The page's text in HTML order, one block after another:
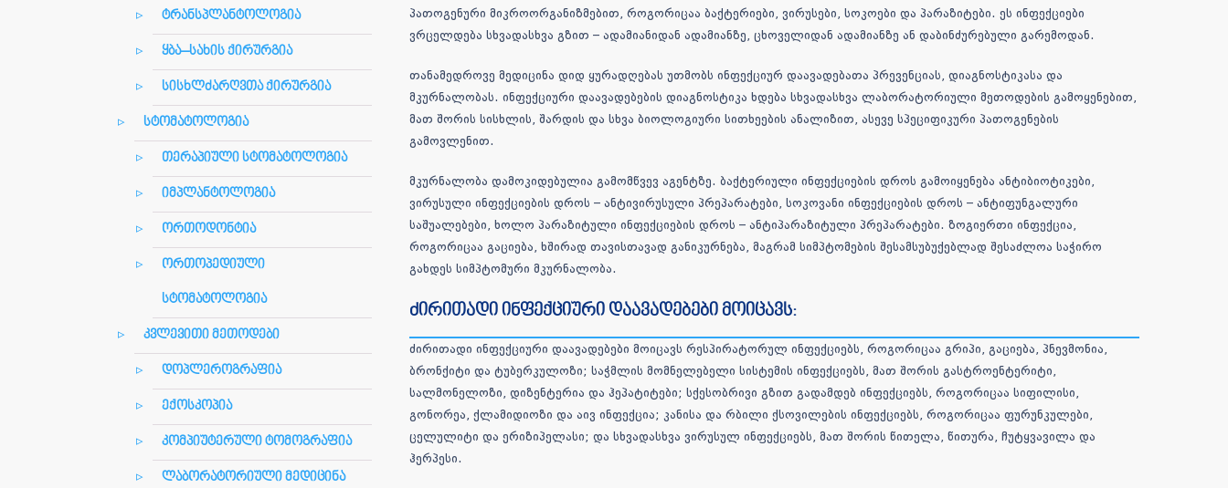
ტრანსპლანტოლოგია
ყბა–სახის ქირურგია
სისხლძარღვთა ქირურგია
სტომატოლოგია
თერაპიული სტომატოლოგია
იმპლანტოლოგია
ორთოდონტია
ორთოპედიული
სტომატოლოგია
კვლევითი მეთოდები
დოპლეროგრაფია
ექოსკოპია
კომპიუტერული ტომოგრაფია
ლაბორატორიული მედიცინა
პათოგენური მიკროორგანიზმებით, როგორიცაა ბაქტერიები, ვირუსები, სოკოები და პარაზიტები. ეს ინფექციები
ვრცელდება სხვადასხვა გზით – ადამიანიდან ადამიანზე, ცხოველიდან ადამიანზე ან დაბინძურებული გარემოდან.
თანამედროვე მედიცინა დიდ ყურადღებას უთმობს ინფექციურ დაავადებათა პრევენციას, დიაგნოსტიკასა და
მკურნალობას. ინფექციური დაავადებების დიაგნოსტიკა ხდება სხვადასხვა ლაბორატორიული მეთოდების გამოყენებით,
მათ შორის სისხლის, შარდის და სხვა ბიოლოგიური სითხეების ანალიზით, ასევე სპეციფიკური პათოგენების
გამოვლენით.
მკურნალობა დამოკიდებულია გამომწვევ აგენტზე. ბაქტერიული ინფექციების დროს გამოიყენება ანტიბიოტიკები,
ვირუსული ინფექციების დროს – ანტივირუსული პრეპარატები, სოკოვანი ინფექციების დროს – ანტიფუნგალური
საშუალებები, ხოლო პარაზიტული ინფექციების დროს – ანტიპარაზიტული პრეპარატები. ზოგიერთი ინფექცია,
როგორიცაა გაციება, ხშირად თავისთავად განიკურნება, მაგრამ სიმპტომების შესამსუბუქებლად შესაძლოა საჭირო
გახდეს სიმპტომური მკურნალობა.
ძირითადი ინფექციური დაავადებები მოიცავს:
ძირითადი ინფექციური დაავადებები მოიცავს რესპირატორულ ინფექციებს, როგორიცაა გრიპი, გაციება, პნევმონია,
ბრონქიტი და ტუბერკულოზი; საჭმლის მომნელებელი სისტემის ინფექციებს, მათ შორის გასტროენტერიტი,
სალმონელოზი, დიზენტერია და ჰეპატიტები; სქესობრივი გზით გადამდებ ინფექციებს, როგორიცაა სიფილისი,
გონორეა, ქლამიდიოზი და აივ ინფექცია; კანისა და რბილი ქსოვილების ინფექციებს, როგორიცაა ფურუნკულები,
ცელულიტი და ერიზიპელასი; და სხვადასხვა ვირუსულ ინფექციებს, მათ შორის წითელა, წითურა, ჩუტყვავილა და
ჰერპესი.